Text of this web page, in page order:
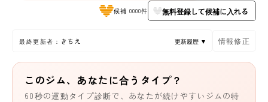
候補 0000件 無料登録して候補に入れる
最終更新者：きちえ 更新履歴 ▼ 情報修正
このジム、あなたに合うタイプ？
60秒の運動タイプ診断で、あなたが続けやすいジムの特